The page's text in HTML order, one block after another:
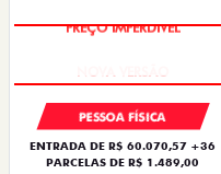
PREÇO IMPERDÍVEL
PESSOA FÍSICA
ENTRADA DE R$ 60.070,57 +36
PARCELAS DE R$ 1.489,00